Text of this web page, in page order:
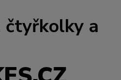
čtyřkolky a